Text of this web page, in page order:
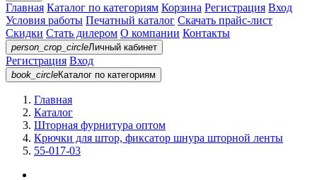
Главная Каталог по категориям Корзина Регистрация Вход
Условия работы Печатный каталог Скачать прайс-лист
Скидки Стать дилером О компании Контакты
person_crop_circleЛичный кабинет
Регистрация Вход
book_circleКаталог по категориям
Главная
Каталог
Шторная фурнитура оптом
Крючки для штор, фиксатор шнура шторной ленты
55-017-03